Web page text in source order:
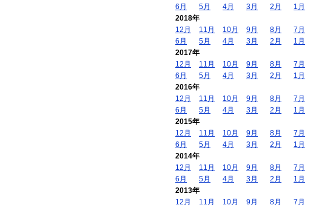
6月
5月 4月 3月 2月
1月
2018年
12月
11月 10月 9月 8月
7月
6月
5月 4月 3月 2月
1月
2017年
12月
11月 10月 9月 8月
7月
6月
5月 4月 3月 2月
1月
2016年
12月
11月 10月 9月 8月
7月
6月
5月 4月 3月 2月
1月
2015年
12月
11月 10月 9月 8月
7月
6月
5月 4月 3月 2月
1月
2014年
12月
11月 10月 9月 8月
7月
6月
5月 4月 3月 2月
1月
2013年
12月
11月 10月 9月 8月 7月